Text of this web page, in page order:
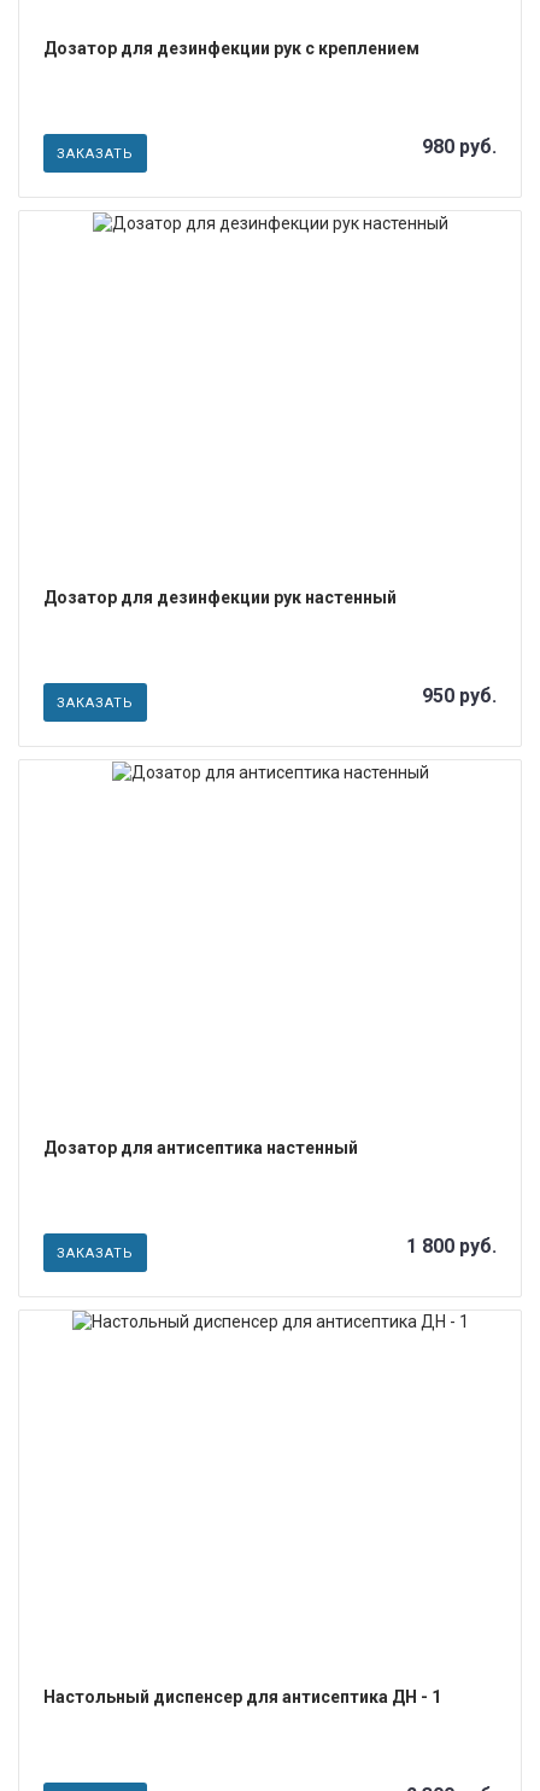
Дозатор для дезинфекции рук с креплением
ЗАКАЗАТЬ 980 руб.
Дозатор для дезинфекции рук настенный
ЗАКАЗАТЬ 950 руб.
Дозатор для антисептика настенный
ЗАКАЗАТЬ 1 800 руб.
Настольный диспенсер для антисептика ДН - 1